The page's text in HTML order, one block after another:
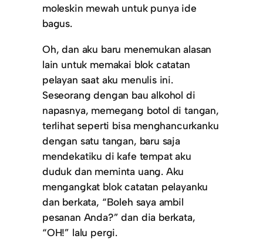
moleskin mewah untuk punya ide
bagus.
Oh, dan aku baru menemukan alasan
lain untuk memakai blok catatan
pelayan saat aku menulis ini.
Seseorang dengan bau alkohol di
napasnya, memegang botol di tangan,
terlihat seperti bisa menghancurkanku
dengan satu tangan, baru saja
mendekatiku di kafe tempat aku
duduk dan meminta uang. Aku
mengangkat blok catatan pelayanku
dan berkata, “Boleh saya ambil
pesanan Anda?” dan dia berkata,
“OH!” lalu pergi.